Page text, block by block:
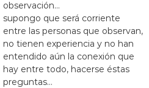
observación…
supongo que será corriente
entre las personas que observan,
no tienen experiencia y no han
entendido aún la conexión que
hay entre todo, hacerse éstas
preguntas…